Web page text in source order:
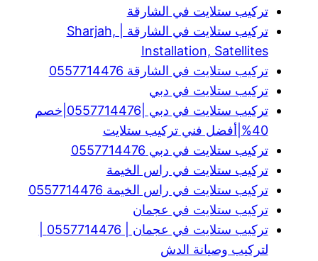
تركيب ستلايت في الشارقة
تركيب ستلايت في الشارقة | Sharjah,
Installation, Satellites
تركيب ستلايت في الشارقة 0557714476
تركيب ستلايت في دبي
تركيب ستلايت في دبي |0557714476|خصم
40%|أفضل فني تركيب ستلايت
تركيب ستلايت في دبي 0557714476
تركيب ستلايت في راس الخيمة
تركيب ستلايت في راس الخيمة 0557714476
تركيب ستلايت في عجمان
لتركيب وصيانة الدش